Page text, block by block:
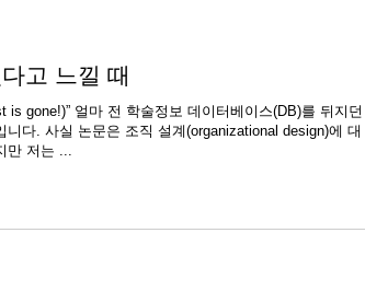
고 느낄 때
is gone!)” 얼마 전 학술정보 데이터베이스(DB)를 뒤지던
다. 사실 논문은 조직 설계(organizational design)에 대
한 딱딱한 내용이었습니다. 하지만 저는 ...